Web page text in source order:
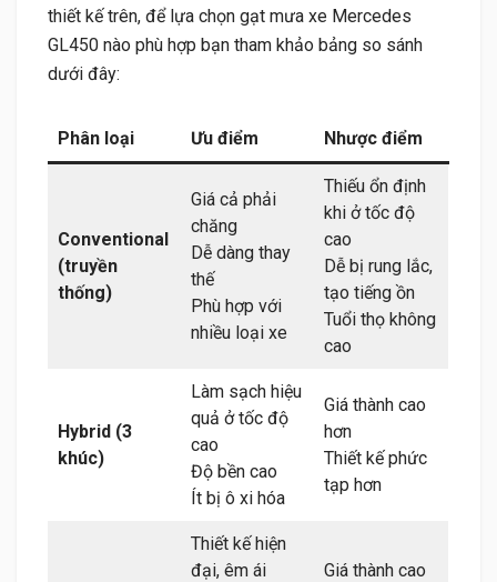
thiết kế trên, để lựa chọn gạt mưa xe Mercedes
GL450 nào phù hợp bạn tham khảo bảng so sánh
dưới đây:
Phân loại Ưu điểm Nhược điểm
Conventional
(truyền
thống)
Giá cả phải
chăng
Dễ dàng thay
thế
Phù hợp với
nhiều loại xe
Thiếu ổn định
khi ở tốc độ
cao
Dễ bị rung lắc,
tạo tiếng ồn
Tuổi thọ không
cao
Hybrid (3
khúc)
Làm sạch hiệu
quả ở tốc độ
cao
Độ bền cao
Ít bị ô xi hóa
Giá thành cao
hơn
Thiết kế phức
tạp hơn
Thiết kế hiện
đại, êm ái
Giá thành cao